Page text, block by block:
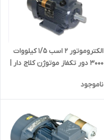
الکتروموتور ۲ اسب 1/5 کیلووات
۳۰۰۰ دور تکفاز موتوژن کلاج دار |
ایرانی
ناموجود